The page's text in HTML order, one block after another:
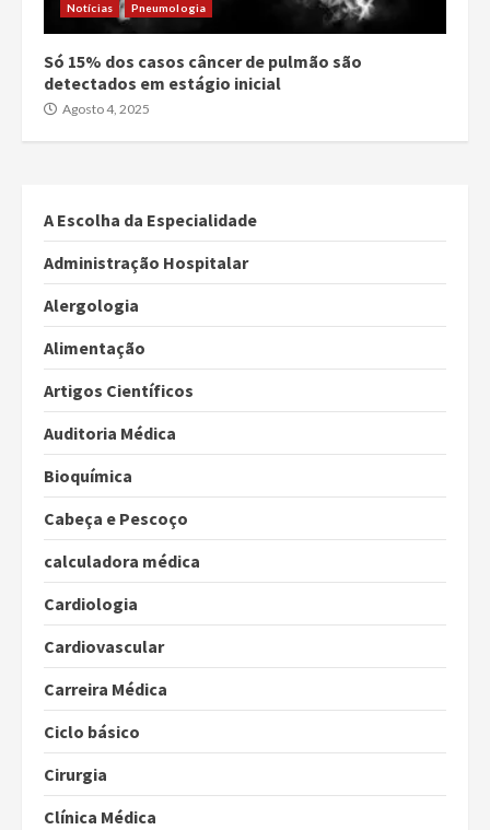
Notícias Pneumologia
Só 15% dos casos câncer de pulmão são
detectados em estágio inicial
Agosto 4, 2025
A Escolha da Especialidade
Administração Hospitalar
Alergologia
Alimentação
Artigos Científicos
Auditoria Médica
Bioquímica
Cabeça e Pescoço
calculadora médica
Cardiologia
Cardiovascular
Carreira Médica
Ciclo básico
Cirurgia
Clínica Médica